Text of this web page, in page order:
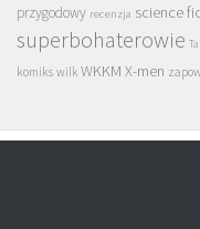
przygodowy recenzja science
superbohaterowie
komiks wilk WKKM X-men